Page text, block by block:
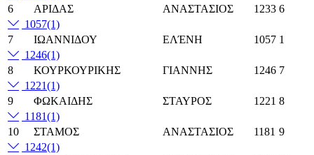
6
ΑΡΙΔΑΣ ΑΝΑΣΤΑΣΙΟΣ 1233 6
1057(1)
7
ΙΩΑΝΝΙΔΟΥ ΕΛΈΝΗ 1057 1
1246(1)
8
ΚΟΥΡΚΟΥΡΙΚΗΣ ΓΙΑΝΝΗΣ 1246 7
1221(1)
9
ΦΩΚΑΙΔΗΣ ΣΤΑΥΡΟΣ 1221 8
1181(1)
10
ΣΤΑΜΟΣ ΑΝΑΣΤΑΣΙΟΣ 1181 9
1242(1)